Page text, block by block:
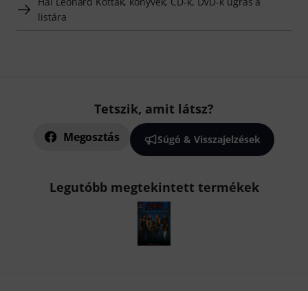
listára
Tetszik, amit látsz?
Megosztás Súgó & Visszajelzések
Legutóbb megtekintett termékek